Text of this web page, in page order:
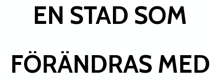
EN STAD SOM
FÖRÄNDRAS MED